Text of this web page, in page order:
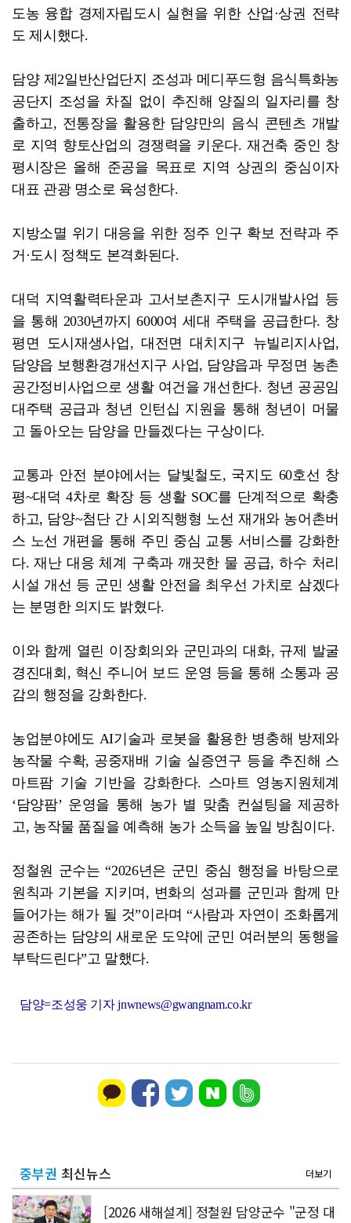
도농 융합 경제자립도시 실현을 위한 산업·상권 전략
도 제시했다.
담양 제2일반산업단지 조성과 메디푸드형 음식특화농
공단지 조성을 차질 없이 추진해 양질의 일자리를 창
출하고, 전통장을 활용한 담양만의 음식 콘텐츠 개발
로 지역 향토산업의 경쟁력을 키운다. 재건축 중인 창
평시장은 올해 준공을 목표로 지역 상권의 중심이자
대표 관광 명소로 육성한다.
지방소멸 위기 대응을 위한 정주 인구 확보 전략과 주
거·도시 정책도 본격화된다.
대덕 지역활력타운과 고서보촌지구 도시개발사업 등
을 통해 2030년까지 6000여 세대 주택을 공급한다. 창
평면 도시재생사업, 대전면 대치지구 뉴빌리지사업,
담양읍 보행환경개선지구 사업, 담양읍과 무정면 농촌
공간정비사업으로 생활 여건을 개선한다. 청년 공공임
대주택 공급과 청년 인턴십 지원을 통해 청년이 머물
고 돌아오는 담양을 만들겠다는 구상이다.
교통과 안전 분야에서는 달빛철도, 국지도 60호선 창
평~대덕 4차로 확장 등 생활 SOC를 단계적으로 확충
하고, 담양~첨단 간 시외직행형 노선 재개와 농어촌버
스 노선 개편을 통해 주민 중심 교통 서비스를 강화한
다. 재난 대응 체계 구축과 깨끗한 물 공급, 하수 처리
시설 개선 등 군민 생활 안전을 최우선 가치로 삼겠다
는 분명한 의지도 밝혔다.
이와 함께 열린 이장회의와 군민과의 대화, 규제 발굴
경진대회, 혁신 주니어 보드 운영 등을 통해 소통과 공
감의 행정을 강화한다.
농업분야에도 AI기술과 로봇을 활용한 병충해 방제와
농작물 수확, 공중재배 기술 실증연구 등을 추진해 스
마트팜 기술 기반을 강화한다. 스마트 영농지원체계
‘담양팜’ 운영을 통해 농가 별 맞춤 컨설팅을 제공하
고, 농작물 품질을 예측해 농가 소득을 높일 방침이다.
정철원 군수는 “2026년은 군민 중심 행정을 바탕으로
원칙과 기본을 지키며, 변화의 성과를 군민과 함께 만
들어가는 해가 될 것”이라며 “사람과 자연이 조화롭게
공존하는 담양의 새로운 도약에 군민 여러분의 동행을
부탁드린다”고 말했다.
담양=조성웅 기자 jnwnews@gwangnam.co.kr
중부권 최신뉴스 더보기
[2026 새해설계] 정철원 담양군수 "군정 대